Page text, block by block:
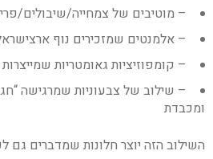
– מוטיבים של צמחייה/שיבולים/
– אלמנטים שמזכירים נוף
– קומפוזיציות גאומטריות
– שילוב של צבעוניות שמרגישה
ומכבדת
השילוב הזה יוצר חלונות שמדברים